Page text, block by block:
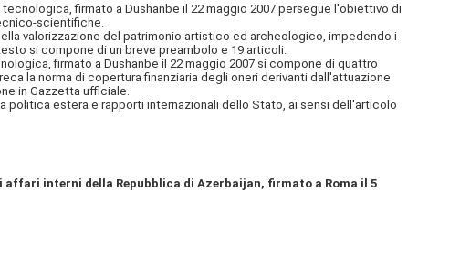
firmato a Dushanbe il 22 maggio 2007 persegue l'obiettivo di
scientifiche.
valorizzazione del patrimonio artistico ed archeologico, impedendo i
si compone di un breve preambolo e 19 articoli.
firmato a Dushanbe il 22 maggio 2007 si compone di quattro
la norma di copertura finanziaria degli oneri derivanti dall'attuazione
in Gazzetta ufficiale.
estera e rapporti internazionali dello Stato, ai sensi dell'articolo
interni della Repubblica di Azerbaijan, firmato a Roma il 5